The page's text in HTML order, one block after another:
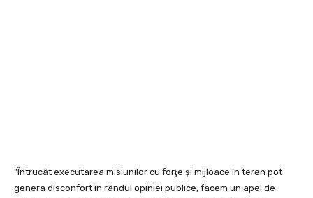
”Întrucât executarea misiunilor cu forţe şi mijloace în teren pot
genera disconfort în rândul opiniei publice, facem un apel de